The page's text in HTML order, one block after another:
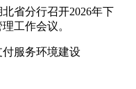
省分行召开2026年下
工作会议。
服务环境建设